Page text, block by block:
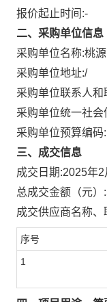
报价起止时间:-
二、采购单位信息
采购单位名称:桃
采购单位地址:/
采购单位联系人和
采购单位统一社
采购单位预算编码:
三、成交信息
成交日期:2025年2
总成交金额（元）:
成交供应商名称
序号
1